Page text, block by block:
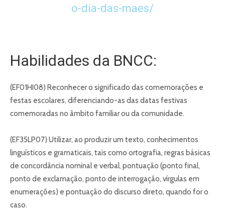
o-dia-das-maes/
Habilidades da BNCC:
(EF01HI08) Reconhecer o significado das comemorações e
festas escolares, diferenciando-as das datas festivas
comemoradas no âmbito familiar ou da comunidade.
(EF35LP07) Utilizar, ao produzir um texto, conhecimentos
linguísticos e gramaticais, tais como ortografia, regras básicas
de concordância nominal e verbal, pontuação (ponto final,
ponto de exclamação, ponto de interrogação, vírgulas em
enumerações) e pontuação do discurso direto, quando for o
caso.